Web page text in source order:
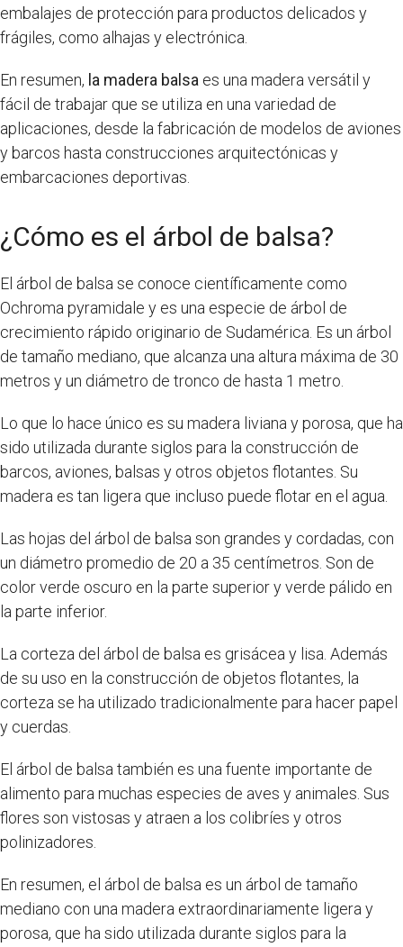
embalajes de protección para productos delicados y
frágiles, como alhajas y electrónica.
En resumen, la madera balsa es una madera versátil y
fácil de trabajar que se utiliza en una variedad de
aplicaciones, desde la fabricación de modelos de aviones
y barcos hasta construcciones arquitectónicas y
embarcaciones deportivas.
¿Cómo es el árbol de balsa?
El árbol de balsa se conoce científicamente como
Ochroma pyramidale y es una especie de árbol de
crecimiento rápido originario de Sudamérica. Es un árbol
de tamaño mediano, que alcanza una altura máxima de 30
metros y un diámetro de tronco de hasta 1 metro.
Lo que lo hace único es su madera liviana y porosa, que ha
sido utilizada durante siglos para la construcción de
barcos, aviones, balsas y otros objetos flotantes. Su
madera es tan ligera que incluso puede flotar en el agua.
Las hojas del árbol de balsa son grandes y cordadas, con
un diámetro promedio de 20 a 35 centímetros. Son de
color verde oscuro en la parte superior y verde pálido en
la parte inferior.
La corteza del árbol de balsa es grisácea y lisa. Además
de su uso en la construcción de objetos flotantes, la
corteza se ha utilizado tradicionalmente para hacer papel
y cuerdas.
El árbol de balsa también es una fuente importante de
alimento para muchas especies de aves y animales. Sus
flores son vistosas y atraen a los colibríes y otros
polinizadores.
En resumen, el árbol de balsa es un árbol de tamaño
mediano con una madera extraordinariamente ligera y
porosa, que ha sido utilizada durante siglos para la